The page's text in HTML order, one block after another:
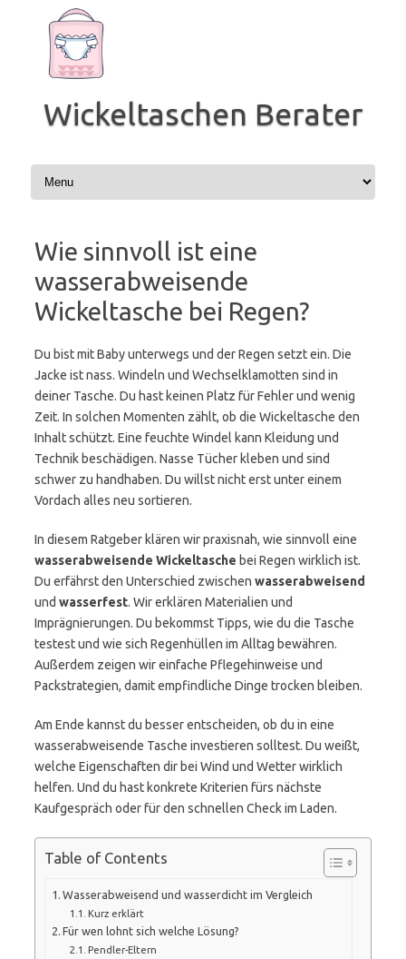
springen
Wickeltaschen Berater
Wie sinnvoll ist eine
wasserabweisende
Wickeltasche bei Regen?
Du bist mit Baby unterwegs und der Regen setzt ein. Die
Jacke ist nass. Windeln und Wechselklamotten sind in
deiner Tasche. Du hast keinen Platz für Fehler und wenig
Zeit. In solchen Momenten zählt, ob die Wickeltasche den
Inhalt schützt. Eine feuchte Windel kann Kleidung und
Technik beschädigen. Nasse Tücher kleben und sind
schwer zu handhaben. Du willst nicht erst unter einem
Vordach alles neu sortieren.
In diesem Ratgeber klären wir praxisnah, wie sinnvoll eine
wasserabweisende Wickeltasche bei Regen wirklich ist.
Du erfährst den Unterschied zwischen wasserabweisend
und wasserfest. Wir erklären Materialien und
Imprägnierungen. Du bekommst Tipps, wie du die Tasche
testest und wie sich Regenhüllen im Alltag bewähren.
Außerdem zeigen wir einfache Pflegehinweise und
Packstrategien, damit empfindliche Dinge trocken bleiben.
Am Ende kannst du besser entscheiden, ob du in eine
wasserabweisende Tasche investieren solltest. Du weißt,
welche Eigenschaften dir bei Wind und Wetter wirklich
helfen. Und du hast konkrete Kriterien fürs nächste
Kaufgespräch oder für den schnellen Check im Laden.
Table of Contents
Wasserabweisend und wasserdicht im Vergleich
Kurz erklärt
Für wen lohnt sich welche Lösung?
Pendler-Eltern